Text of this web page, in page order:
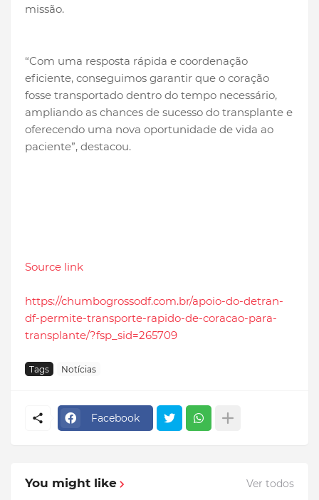
missão.
“Com uma resposta rápida e coordenação
eficiente, conseguimos garantir que o coração
fosse transportado dentro do tempo necessário,
ampliando as chances de sucesso do transplante e
oferecendo uma nova oportunidade de vida ao
paciente”, destacou.
Source link
https://chumbogrossodf.com.br/apoio-do-detran-
df-permite-transporte-rapido-de-coracao-para-
transplante/?fsp_sid=265709
Tags Notícias
Facebook
You might like Ver todos